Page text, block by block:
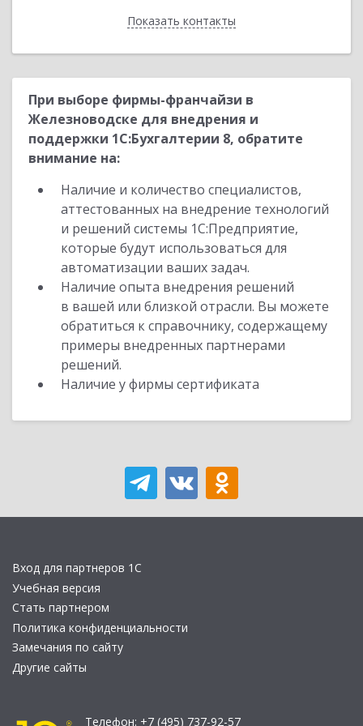
Показать контакты
Назад
При выборе фирмы-франчайзи в
Железноводске для внедрения и
поддержки 1С:Бухгалтерии 8, обратите
внимание на:
Наличие и количество специалистов,
аттестованных на внедрение технологий
и решений системы 1С:Предприятие,
которые будут использоваться для
автоматизации ваших задач.
Наличие опыта внедрения решений
в вашей или близкой отрасли. Вы можете
обратиться к справочнику, содержащему
примеры внедренных партнерами
решений.
Наличие у фирмы сертификата
Вход для партнеров 1С
Учебная версия
Стать партнером
Политика конфиденциальности
Замечания по сайту
Другие сайты
Телефон: +7 (495) 737-92-57